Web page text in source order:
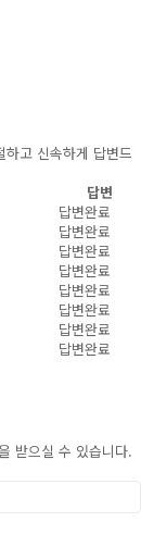
고 신속하게 답변드
답변
답변완료
답변완료
답변완료
답변완료
답변완료
답변완료
답변완료
답변완료
받으실 수 있습니다.